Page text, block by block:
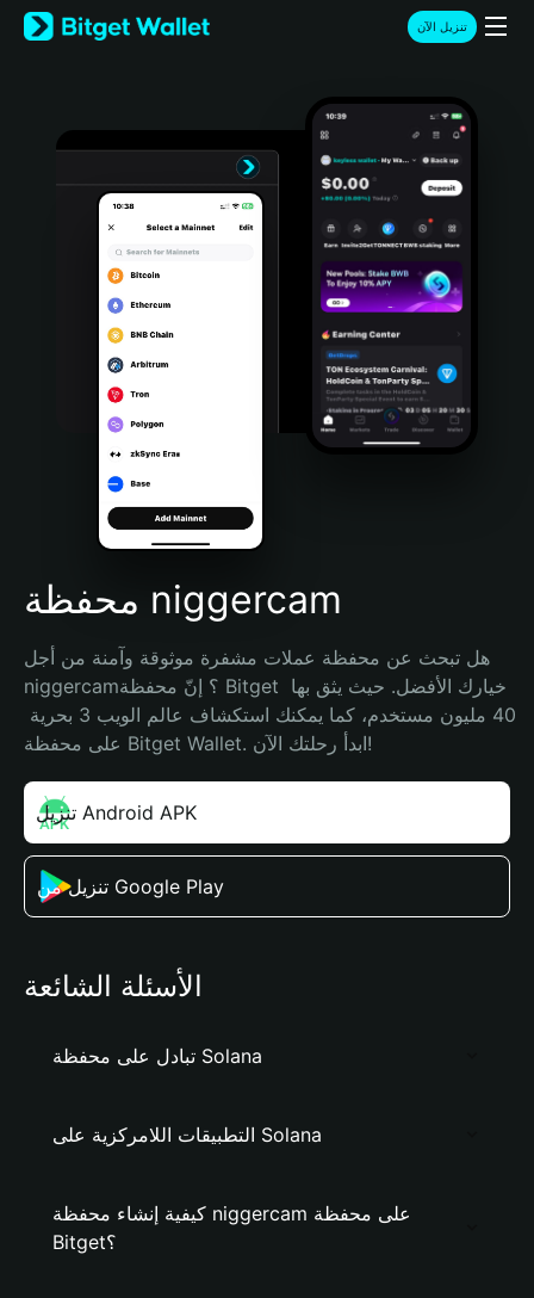
English
日本語
Türkçe
Português (Portugal)
Bahasa Indonesia
Português (Brasil)
Español (Argentina)
تنزيل الآن
محفظة niggercam
هل تبحث عن محفظة عملات مشفرة موثوقة وآمنة من أجل
niggercam؟ إنّ محفظة Bitget خيارك الأفضل. حيث يثق بها
على محفظة Bitget Wallet. ابدأ رحلتك الآن!
تنزيل Android APK
تنزيل من Google Play
الأسئلة الشائعة
تبادل على محفظة Solana
التطبيقات اللامركزية على Solana
كيفية إنشاء محفظة niggercam على محفظة
Bitget؟